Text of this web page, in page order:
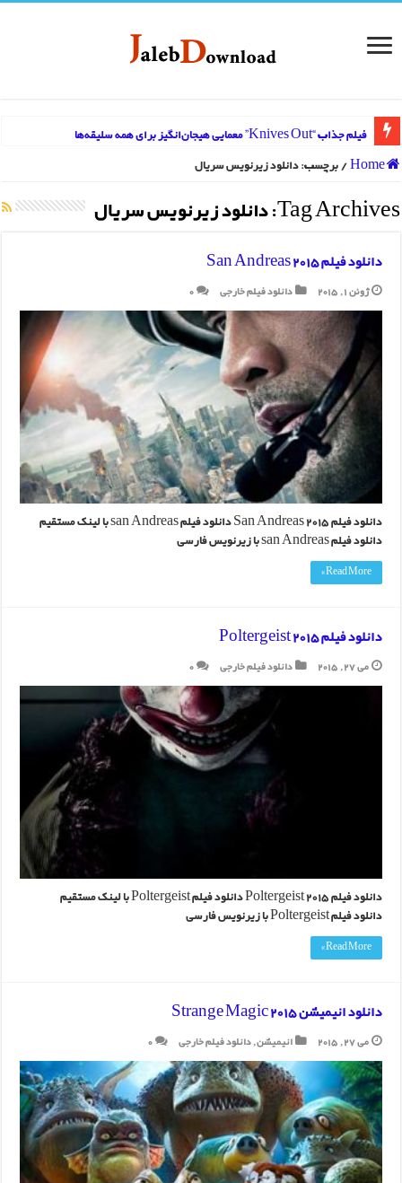
فیلم جذاب “Knives Out” معمایی هیجان‌انگیز برای همه سلیقه‌ها
Home
/برچسب:دانلود زيرنويس سريال
Tag Archives: دانلود زيرنويس سريال
دانلود فیلم San Andreas 2015
ژوئن 1, 2015 دانلود فیلم خارجی 0
دانلود فیلم San Andreas 2015 دانلود فیلم san Andreas با لینک مستقیم
دانلود فیلم san Andreas با زیرنویس فارسی
Read More »
دانلود فیلم Poltergeist 2015
می 27, 2015 دانلود فیلم خارجی 0
دانلود فیلم Poltergeist 2015 دانلود فیلم Poltergeist با لینک مستقیم
دانلود فیلم Poltergeist با زیرنویس فارسی
Read More »
دانلود انیمیشن Strange Magic 2015
می 27, 2015 انیمیشن,دانلود فیلم خارجی 0